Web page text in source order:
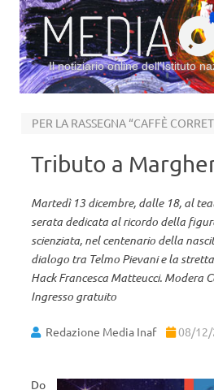
Il notiziario online dell’Istituto
Tributo a
Martedì 13 dicembre, dalle 18, al
serata dedicata al ricordo della
scienziata, nel centenario della
dialogo tra Telmo Pievani e la
Hack Francesca Matteucci. Modera
Ingresso gratuito
Redazione Media Inaf 08/12/
Do